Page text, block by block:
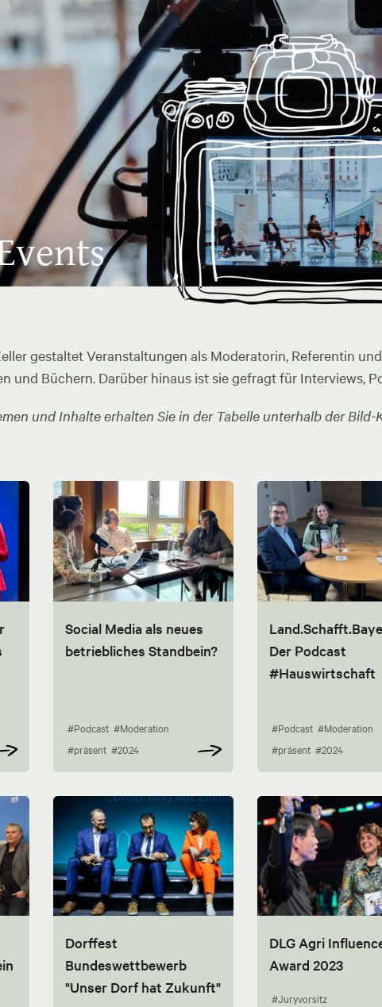
gestaltet Veranstaltungen als Moderatorin, Referentin
und Büchern. Darüber hinaus ist sie gefragt für Interviews,
und Inhalte erhalten Sie in der Tabelle unterhalb der Bild-
Social Media als neues
betriebliches Standbein?
#Podcast #Moderation
#präsent #2024
Der Podcast
#Hauswirtschaft
#Podcast #Moderation
#präsent #2024
Dorffest
Bundeswettbewerb
"Unser Dorf hat Zukunft"
DLG Agri
Award 2023
#Juryvorsitz